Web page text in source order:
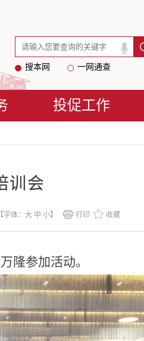
搜本网 一网通查
投促工作
训会
【字体： 大 中 小】 打印 收藏
隆参加活动。